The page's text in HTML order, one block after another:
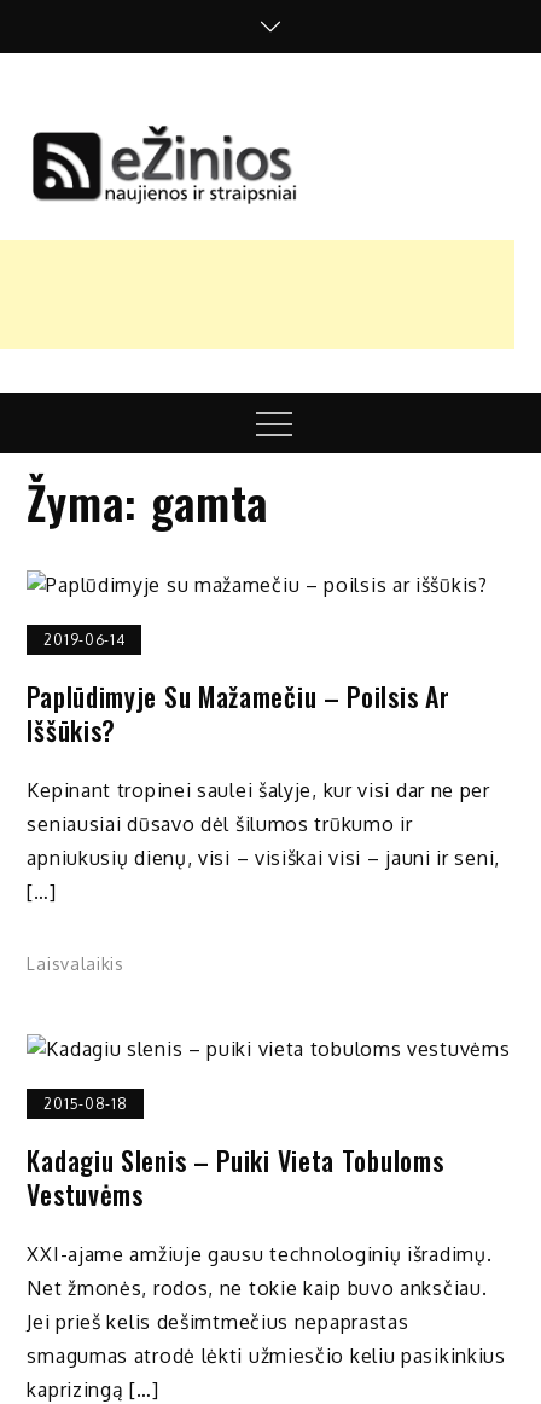
nuomonės
Menu
Žyma: gamta
2019-06-14
Paplūdimyje Su Mažamečiu – Poilsis Ar
Iššūkis?
Kepinant tropinei saulei šalyje, kur visi dar ne per
seniausiai dūsavo dėl šilumos trūkumo ir
apniukusių dienų, visi – visiškai visi – jauni ir seni,
[…]
Laisvalaikis
2015-08-18
Kadagiu Slenis – Puiki Vieta Tobuloms
Vestuvėms
XXI-ajame amžiuje gausu technologinių išradimų.
Net žmonės, rodos, ne tokie kaip buvo anksčiau.
Jei prieš kelis dešimtmečius nepaprastas
smagumas atrodė lėkti užmiesčio keliu pasikinkius
kaprizingą […]